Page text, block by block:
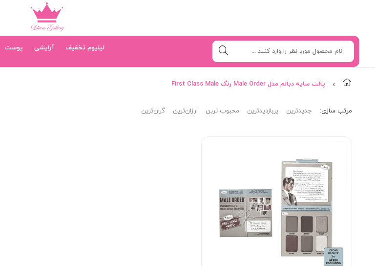
لیلیوم تخفیف آرایشی پوست
پالت سایه دبالم مدل Male Order رنگ First Class Male
مرتب‌ سازی: جدیدترین پربازدیدترین محبوب ترین ارزان‌ترین گران‌ترین